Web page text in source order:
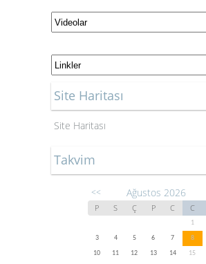
Site Haritası
Site Haritası
Takvim
<< Ağustos 2026
P S Ç P C C
1
3
4 5 6 7 8
10
11 12 13 14 15